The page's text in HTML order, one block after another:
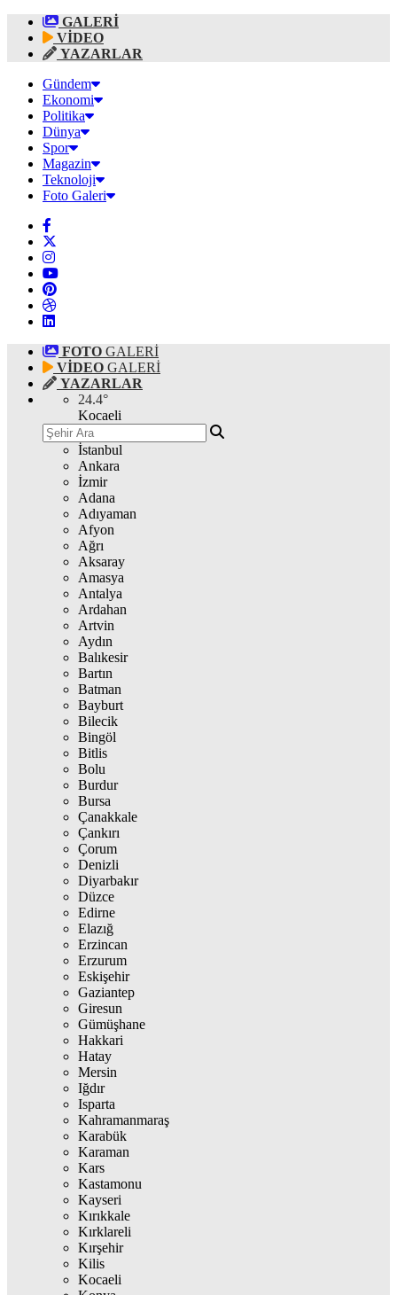
GALERİ
VİDEO
YAZARLAR
Gündem
Ekonomi
Politika
Dünya
Spor
Magazin
Teknoloji
Foto Galeri
FOTO GALERİ
VİDEO GALERİ
YAZARLAR
24.4°
Kocaeli
İstanbul
Ankara
İzmir
Adana
Adıyaman
Afyon
Ağrı
Aksaray
Amasya
Antalya
Ardahan
Artvin
Aydın
Balıkesir
Bartın
Batman
Bayburt
Bilecik
Bingöl
Bitlis
Bolu
Burdur
Bursa
Çanakkale
Çankırı
Çorum
Denizli
Diyarbakır
Düzce
Edirne
Elazığ
Erzincan
Erzurum
Eskişehir
Gaziantep
Giresun
Gümüşhane
Hakkari
Hatay
Mersin
Iğdır
Isparta
Kahramanmaraş
Karabük
Karaman
Kars
Kastamonu
Kayseri
Kırıkkale
Kırklareli
Kırşehir
Kilis
Kocaeli